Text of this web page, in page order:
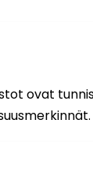
ovat